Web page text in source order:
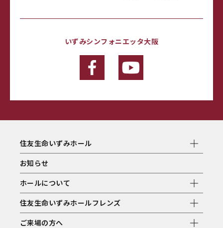
いずみシンフォニエッタ大阪
住友生命いずみホール
お知らせ
ホールについて
住友生命いずみホールフレンズ
ご来場の方へ